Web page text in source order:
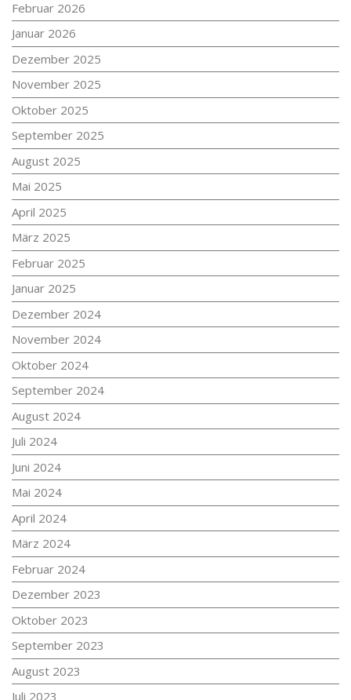
Februar 2026
Januar 2026
Dezember 2025
November 2025
Oktober 2025
September 2025
August 2025
Mai 2025
April 2025
März 2025
Februar 2025
Januar 2025
Dezember 2024
November 2024
Oktober 2024
September 2024
August 2024
Juli 2024
Juni 2024
Mai 2024
April 2024
März 2024
Februar 2024
Dezember 2023
Oktober 2023
September 2023
August 2023
Juli 2023